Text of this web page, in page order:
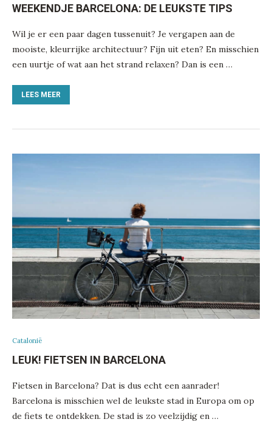
WEEKENDJE BARCELONA: DE LEUKSTE TIPS
Wil je er een paar dagen tussenuit? Je vergapen aan de
mooiste, kleurrijke architectuur? Fijn uit eten? En misschien
een uurtje of wat aan het strand relaxen? Dan is een …
LEES MEER
Catalonië
LEUK! FIETSEN IN BARCELONA
Fietsen in Barcelona? Dat is dus echt een aanrader!
Barcelona is misschien wel de leukste stad in Europa om op
de fiets te ontdekken. De stad is zo veelzijdig en …